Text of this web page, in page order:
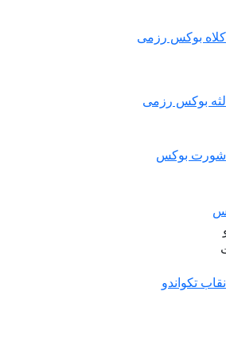
بوکس رزمی
بوکس رزمی
بوکس
تکواندو